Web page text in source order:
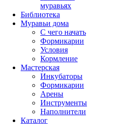
муравьях
Библиотека
Муравьи дома
С чего начать
Формикарии
Условия
Кормление
Мастерская
Инкубаторы
Формикарии
Арены
Инструменты
Наполнители
Каталог